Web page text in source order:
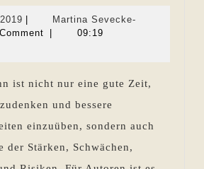
13.
Januar
Martina Sevecke-
09:19
ist nicht nur eine gute Zeit,
und bessere
einzuüben, sondern auch
der Stärken, Schwächen,